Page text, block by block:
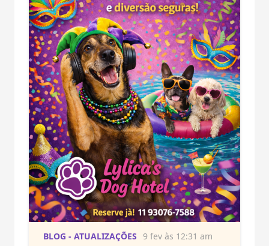
BLOG - ATUALIZAÇÕES 9 fev às 12:31 am